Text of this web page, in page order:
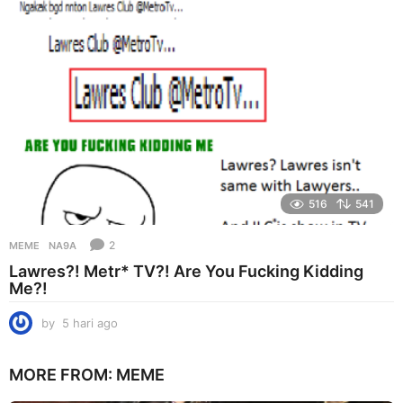
g
516 541
MEME NA9A 2
Lawres?! Metr* TV?! Are You Fucking Kidding
Me?!
by 5 hari ago
r
MORE FROM: MEME